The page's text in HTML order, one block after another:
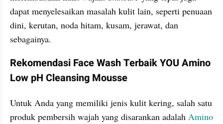
dapat menyelesaikan masalah kulit lain, seperti penuaan
dini, kerutan, noda hitam, kusam, jerawat, dan
sebagainya.
Rekomendasi Face Wash Terbaik YOU Amino
Low pH Cleansing Mousse
Untuk Anda yang memiliki jenis kulit kering, salah satu
produk pembersih wajah yang disarankan adalah Amino